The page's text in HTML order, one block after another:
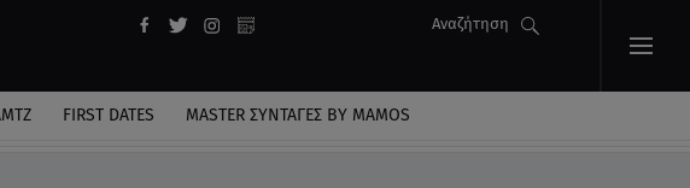
Αναζήτηση
FIRST DATES MASTER ΣΥΝΤΑΓΈΣ BY MAMOS